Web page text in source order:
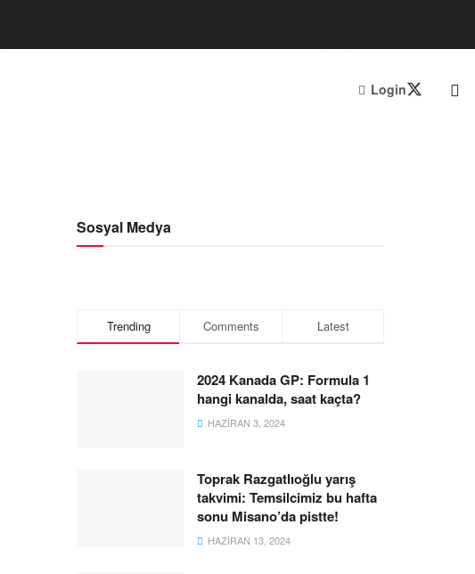
Login
Sosyal Medya
Trending Comments Latest
2024 Kanada GP: Formula 1
hangi kanalda, saat kaçta?
HAZIRAN 3, 2024
Toprak Razgatlıoğlu yarış
takvimi: Temsilcimiz bu hafta
sonu Misano’da pistte!
HAZIRAN 13, 2024